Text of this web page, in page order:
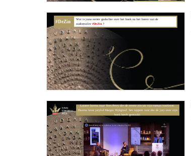
#DeZin Wat is jouw eerste gedachte over het boekna het horen van de
audiotrailer#DeZin ?
Luister hierna naar Yves Petry die de eerste zin uit zijn roman voorleest.
Daarna leest jurylid Margot Dijkgraaf het rapport voor dat de jury over zijn
boek heeft gemaakt.